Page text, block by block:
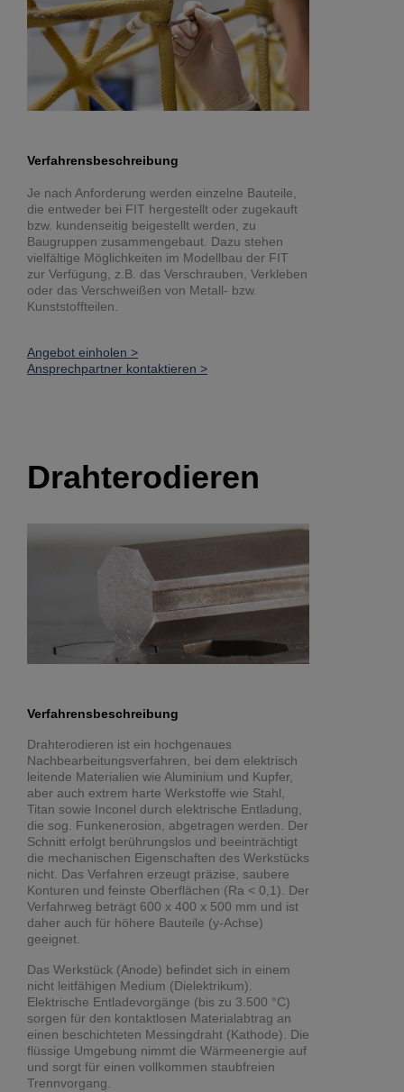
Verfahrensbeschreibung
Je nach Anforderung werden einzelne Bauteile,
die entweder bei FIT hergestellt oder zugekauft
bzw. kundenseitig beigestellt werden, zu
Baugruppen zusammengebaut. Dazu stehen
vielfältige Möglichkeiten im Modellbau der FIT
zur Verfügung, z.B. das Verschrauben, Verkleben
oder das Verschweißen von Metall- bzw.
Kunststoffteilen.
Angebot einholen >
Ansprechpartner kontaktieren >
Drahterodieren
Verfahrensbeschreibung
Drahterodieren ist ein hochgenaues
Nachbearbeitungsverfahren, bei dem elektrisch
leitende Materialien wie Aluminium und Kupfer,
aber auch extrem harte Werkstoffe wie Stahl,
Titan sowie Inconel durch elektrische Entladung,
die sog. Funkenerosion, abgetragen werden. Der
Schnitt erfolgt berührungslos und beeinträchtigt
die mechanischen Eigenschaften des Werkstücks
nicht. Das Verfahren erzeugt präzise, saubere
Konturen und feinste Oberflächen (Ra < 0,1). Der
Verfahrweg beträgt 600 x 400 x 500 mm und ist
daher auch für höhere Bauteile (y-Achse)
geeignet.
Das Werkstück (Anode) befindet sich in einem
nicht leitfähigen Medium (Dielektrikum).
Elektrische Entladevorgänge (bis zu 3.500 °C)
sorgen für den kontaktlosen Materialabtrag an
einen beschichteten Messingdraht (Kathode). Die
flüssige Umgebung nimmt die Wärmeenergie auf
und sorgt für einen vollkommen staubfreien
Trennvorgang.